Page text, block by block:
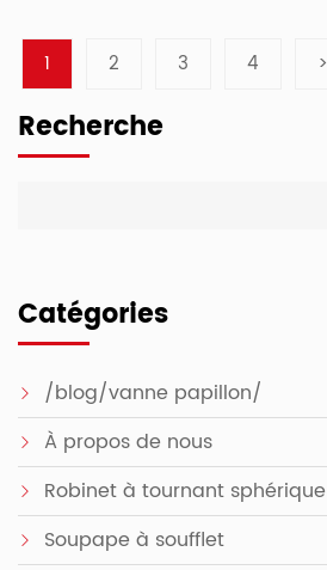
1 2 3 4 >
Recherche
Catégories
/blog/vanne papillon/
À propos de nous
Robinet à tournant sphérique
Soupape à soufflet